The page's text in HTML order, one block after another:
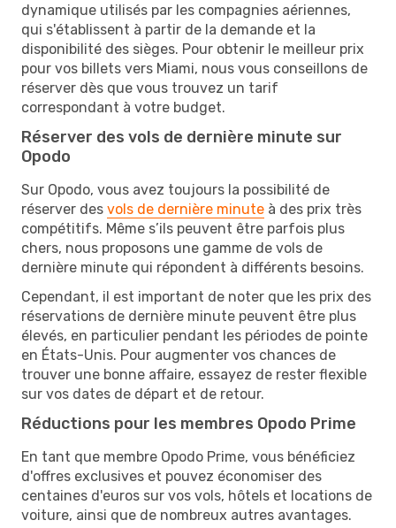
dynamique utilisés par les compagnies aériennes,
qui s'établissent à partir de la demande et la
disponibilité des sièges. Pour obtenir le meilleur prix
pour vos billets vers Miami, nous vous conseillons de
réserver dès que vous trouvez un tarif
correspondant à votre budget.
Réserver des vols de dernière minute sur
Opodo
Sur Opodo, vous avez toujours la possibilité de
réserver des vols de dernière minute à des prix très
compétitifs. Même s’ils peuvent être parfois plus
chers, nous proposons une gamme de vols de
dernière minute qui répondent à différents besoins.
Cependant, il est important de noter que les prix des
réservations de dernière minute peuvent être plus
élevés, en particulier pendant les périodes de pointe
en États-Unis. Pour augmenter vos chances de
trouver une bonne affaire, essayez de rester flexible
sur vos dates de départ et de retour.
Réductions pour les membres Opodo Prime
En tant que membre Opodo Prime, vous bénéficiez
d'offres exclusives et pouvez économiser des
centaines d'euros sur vos vols, hôtels et locations de
voiture, ainsi que de nombreux autres avantages.